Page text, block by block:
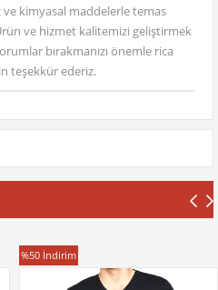
ve kimyasal maddelerle temas
ve hizmet kalitemizi geliştirmek
bırakmanızı önemle rica
teşekkür ederiz.
T-Shirt
%50 İndirim